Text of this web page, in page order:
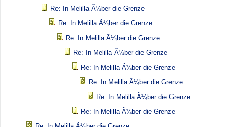
Re: In Melilla Ã¼ber die Grenze
Re: In Melilla Ã¼ber die Grenze
Re: In Melilla Ã¼ber die Grenze
Re: In Melilla Ã¼ber die Grenze
Re: In Melilla Ã¼ber die Grenze
Re: In Melilla Ã¼ber die Grenze
Re: In Melilla Ã¼ber die Grenze
Re: In Melilla Ã¼ber die Grenze